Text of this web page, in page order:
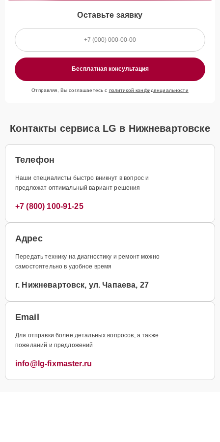
Оставьте заявку
Бесплатная консультация
Отправляя, Вы соглашаетесь с политикой конфиденциальности
Контакты сервиса LG в Нижневартовске
Телефон
Наши специалисты быстро вникнут в вопрос и
предложат оптимальный вариант решения
+7 (800) 100-91-25
Адрес
Передать технику на диагностику и ремонт можно
самостоятельно в удобное время
г. Нижневартовск, ул. Чапаева, 27
Email
Для отправки более детальных вопросов, а также
пожеланий и предложений
info@lg-fixmaster.ru